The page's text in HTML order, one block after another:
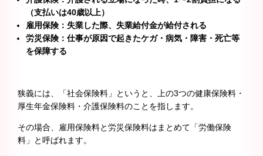
（支払いは40歳以上）
雇用保険：失業した際、失業給付金が給付される
労災保険：仕事が原因で起きたケガ・病気・障害・死亡等
を保障する
狭義には、「社会保険料」というと、上の3つの健康保険料・
厚生年金保険料・介護保険料のことを指します。
その場合、雇用保険料と労災保険料はまとめて「労働保険
料」と呼ばれます。